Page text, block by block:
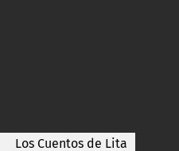
Los Cuentos de Lita